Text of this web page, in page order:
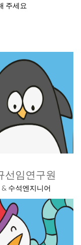
주세요
선임연구원
수석엔지니어